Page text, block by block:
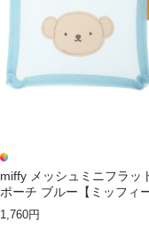
miffy メッシュミニフラッ
ポーチ ブルー【ミッフィー
1,760円